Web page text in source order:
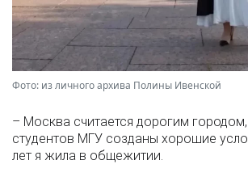
Фото: из личного архива Полины Ивенской
– Москва считается дорогим
студентов МГУ созданы хорошие
лет я жила в общежитии.